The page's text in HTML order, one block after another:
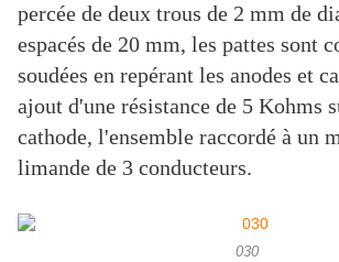
percée de deux trous de 2 mm de
espacés de 20 mm, les pattes sont
soudées en repérant les anodes et
ajout d'une résistance de 5 Kohms
cathode, l'ensemble raccordé à un
limande de 3 conducteurs.
030